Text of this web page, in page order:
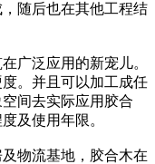
随后也在其他工程结
广泛应用的新宠儿。
。并且可以加工成任
间去实际应用胶合
及使用年限。
物流基地，胶合木在